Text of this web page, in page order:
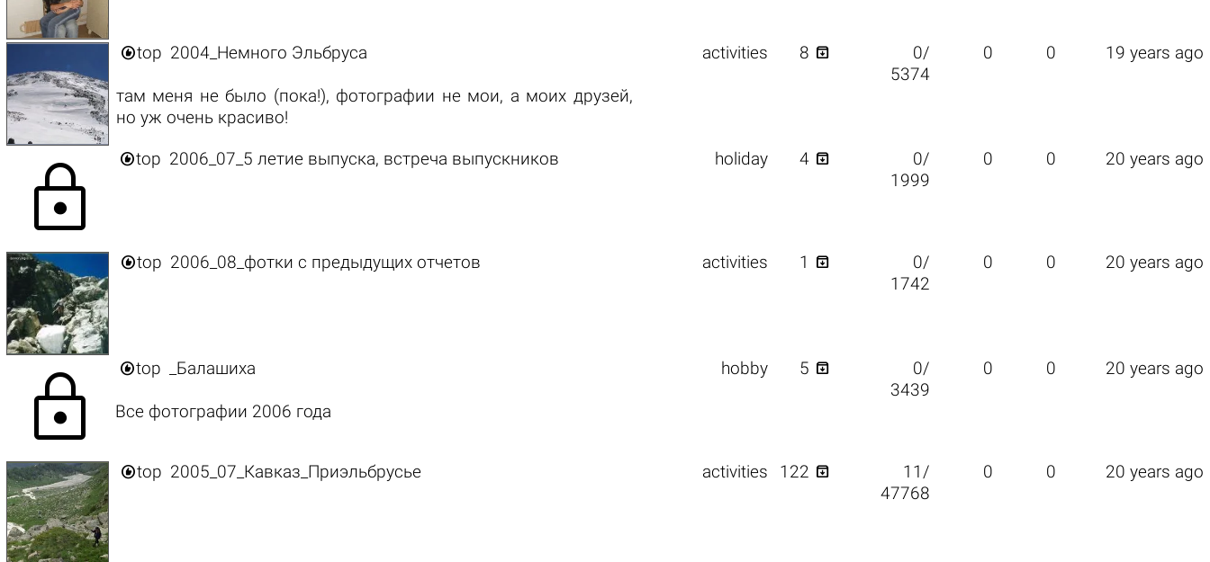
top 2004_Немного Эльбруса
там меня не было (пока!), фотографии не мои, а моих друзей,
но уж очень красиво!
activities 8 
0/
5374
0 0 19 years ago
lock top 2006_07_5 летие выпуска, встреча выпускников holiday 4 
0/
1999
0 0 20 years ago
top 2006_08_фотки с предыдущих отчетов activities 1 
0/
1742
0 0 20 years ago
lock top _Балашиха
Все фотографии 2006 года
hobby 5 
0/
3439
0 0 20 years ago
top 2005_07_Кавказ_Приэльбрусье activities 122 
11/
47768
0 0 20 years ago